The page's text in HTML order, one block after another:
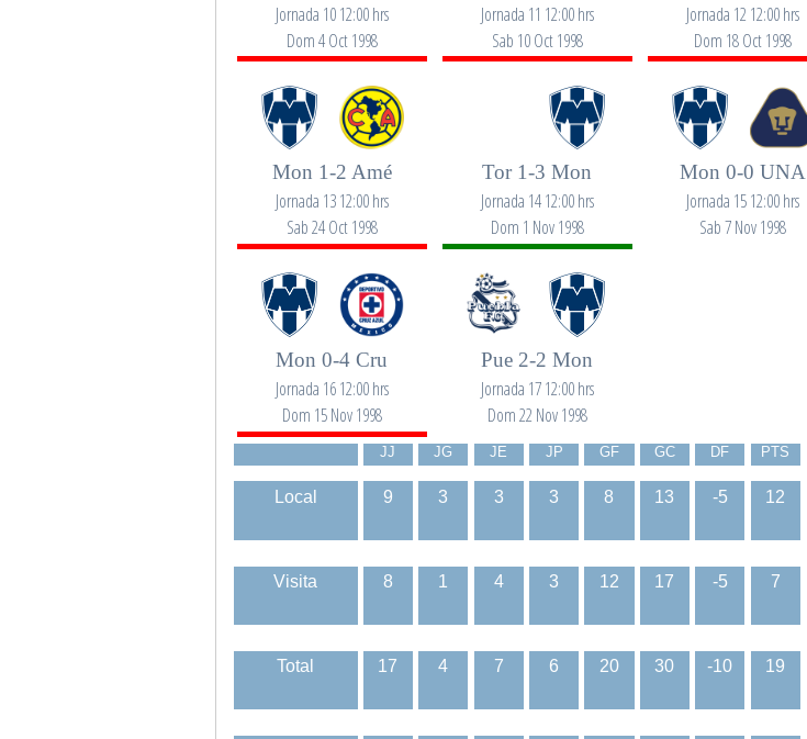
Jornada 10 12:00 hrs
Dom 4 Oct 1998
Jornada 11 12:00 hrs
Sab 10 Oct 1998
Jornada 12 12:00 hrs
Dom 18 Oct 1998
Mon 1-2 Amé
Jornada 13 12:00 hrs
Sab 24 Oct 1998
Tor 1-3 Mon
Jornada 14 12:00 hrs
Dom 1 Nov 1998
Mon 0-0 UNA
Jornada 15 12:00 hrs
Sab 7 Nov 1998
Mon 0-4 Cru
Jornada 16 12:00 hrs
Dom 15 Nov 1998
Pue 2-2 Mon
Jornada 17 12:00 hrs
Dom 22 Nov 1998
JJ JG JE JP GF GC DF PTS
Local 9 3 3 3 8 13 -5 12
Visita 8 1 4 3 12 17 -5 7
Total 17 4 7 6 20 30 -10 19